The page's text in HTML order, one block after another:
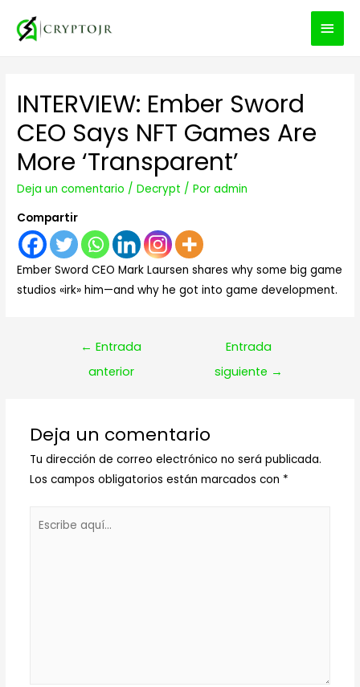
INTERVIEW: Ember Sword
CEO Says NFT Games Are
More ‘Transparent’
Deja un comentario /Decrypt / Poradmin
Compartir
Ember Sword CEO Mark Laursen shares why some big game
studios «irk» him—and why he got into game development.
Navegación
← Entrada
anterior
Entrada
siguiente →
Deja un comentario
Tu dirección de correo electrónico no será publicada.
Los campos obligatorios están marcados con *